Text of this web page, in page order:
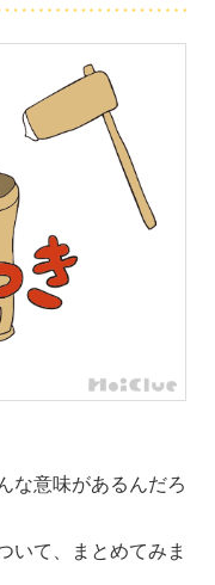
な意味があるんだろ
いて、まとめてみま